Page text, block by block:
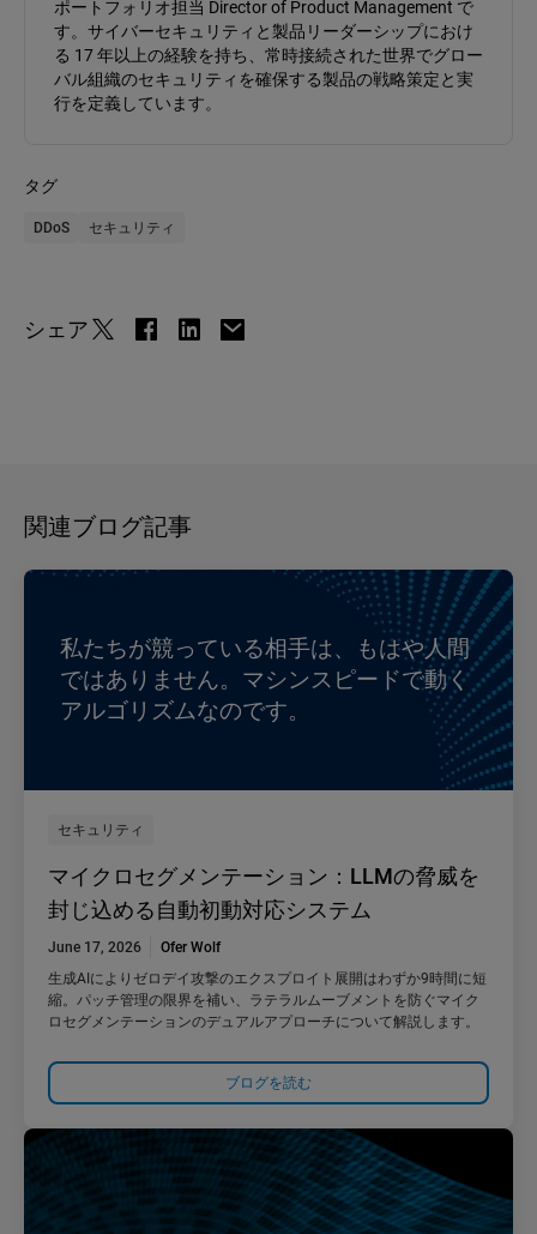
ポートフォリオ担当 Director of Product Management で
す。サイバーセキュリティと製品リーダーシップにおけ
る 17 年以上の経験を持ち、常時接続された世界でグロー
バル組織のセキュリティを確保する製品の戦略策定と実
行を定義しています。
タグ
DDoS セキュリティ
シェア
関連ブログ記事
私たちが競っている相手は、もはや人間
ではありません。マシンスピードで動く
アルゴリズムなのです。
セキュリティ
マイクロセグメンテーション：LLMの脅威を
封じ込める自動初動対応システム
June 17, 2026
Ofer Wolf
生成AIによりゼロデイ攻撃のエクスプロイト展開はわずか9時間に短
縮。パッチ管理の限界を補い、ラテラルムーブメントを防ぐマイク
ロセグメンテーションのデュアルアプローチについて解説します。
ブログを読む